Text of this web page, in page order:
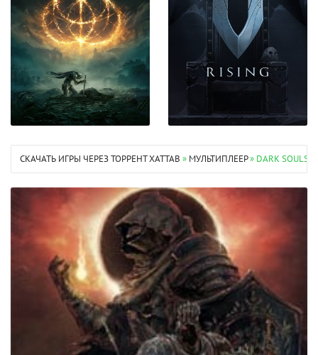
СКАЧАТЬ ИГРЫ ЧЕРЕЗ ТОРРЕНТ XATTAB » МУЛЬТИПЛЕЕР» DARK SOULS